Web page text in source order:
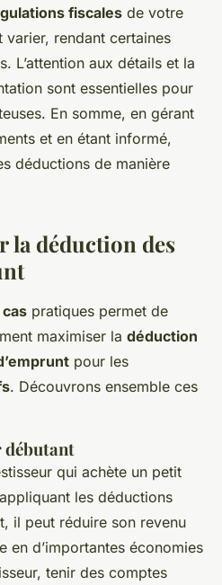
fiscales de votre
rendant certaines
L’attention aux détails et la
sont essentielles pour
En somme, en gérant
et en étant informé,
déductions de manière
la déduction des
pratiques permet de
maximiser la déduction
pour les
. Découvrons ensemble ces
débutant
qui achète un petit
les déductions
il peut réduire son revenu
en d’importantes économies
tenir des comptes